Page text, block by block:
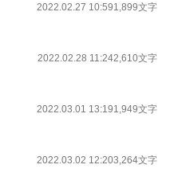
2022.02.27 10:591,899文字
2022.02.28 11:242,610文字
2022.03.01 13:191,949文字
2022.03.02 12:203,264文字